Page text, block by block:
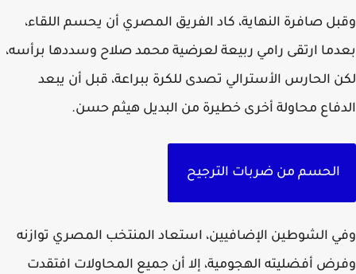
صافرة النهاية، كاد الفريق المصري أن يحسم اللقاء،
ارتقى رامي ربيعة لعرضية محمد صلاح وسددها برأسه،
الحارس الأسترالي تصدى للكرة ببراعة، قبل أن يبعد
محاولة أخرى خطيرة من البديل هيثم حسن.
الحسم من ضربات الترجيح
الشوطين الإضافيين، استعاد المنتخب المصري توازنه
أفضليته الهجومية، إلا أن جميع المحاولات افتقدت